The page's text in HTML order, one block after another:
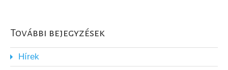
További bejegyzések
Hírek